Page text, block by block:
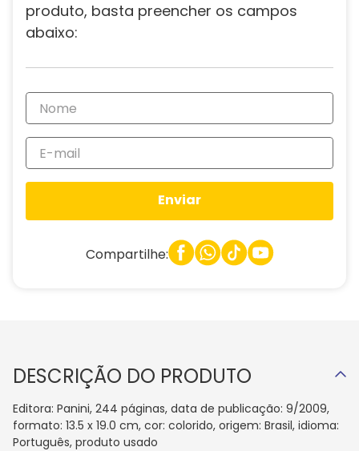
produto, basta preencher os campos
abaixo:
Enviar
Compartilhe:
DESCRIÇÃO DO PRODUTO
Editora: Panini, 244 páginas, data de publicação: 9/2009,
formato: 13.5 x 19.0 cm, cor: colorido, origem: Brasil, idioma:
Português, produto usado